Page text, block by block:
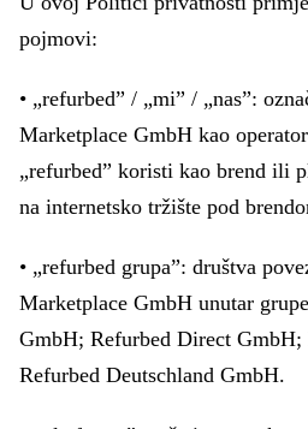
pojmovi:
• „refurbed” / „mi” / „nas”:
Marketplace GmbH kao
„refurbed” koristi kao brend ili
na internetsko tržište pod
• „refurbed grupa”: društva
Marketplace GmbH unutar
GmbH; Refurbed Direct GmbH;
Refurbed Deutschland GmbH.